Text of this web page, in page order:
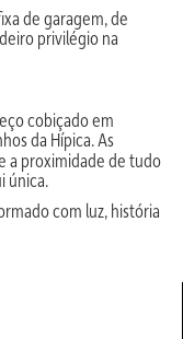
de garagem, de
privilégio na
cobiçado em
da Hípica. As
a proximidade de tudo
única.
com luz, história